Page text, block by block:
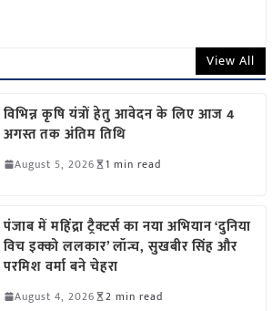
View All
विभिन्न कृषि यंत्रों हेतु आवेदन के लिए आज 4
अगस्त तक अंतिम तिथि
August 5, 2026 1 min read
पंजाब में महिंद्रा ट्रैक्टर्स का नया अभियान ‘दुनिया
विच इक्को ललकार’ लॉन्च, सुखबीर सिंह और
परमिश वर्मा बने चेहरा
August 4, 2026 2 min read